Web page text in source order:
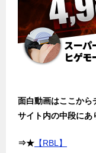
面白動画はここから
サイト内の中段にあ
⇒★ 【RBL】